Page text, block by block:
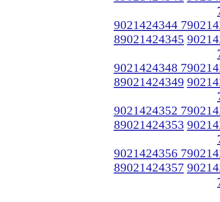
9021424344
89021424345
9021424348
89021424349
9021424352
89021424353
9021424356
89021424357